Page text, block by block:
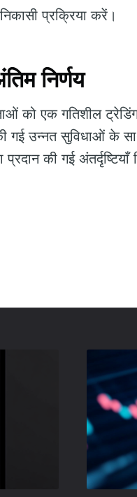
प्रक्रिया करें।
निर्णय
को एक गतिशील
की गई उन्नत सुविधाओं
प्रदान की गई